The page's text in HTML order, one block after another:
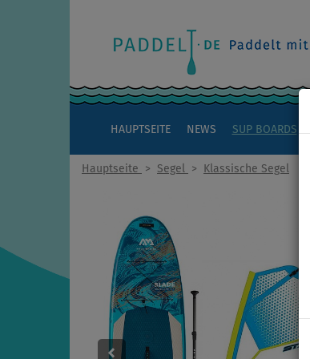
HAUPTSEITE NEWS SUP BOARDS
Hauptseite > Segel > Klassische Segel